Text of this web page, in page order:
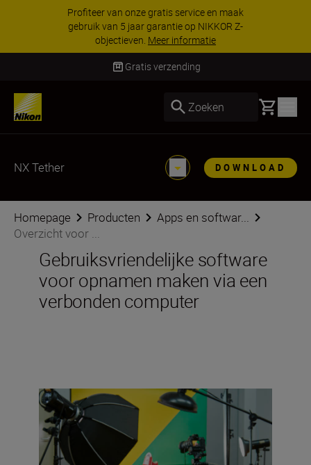
Profiteer van onze gratis service en maak
gebruik van 5 jaar garantie op NIKKOR Z-
objectieven. Meer informatie
Gratis verzending
Zoeken Basket
NX Tether DOWNLOAD
Homepage Producten
Apps en softwar...
Overzicht voor ...
Gebruiksvriendelijke software
voor opnamen maken via een
verbonden computer